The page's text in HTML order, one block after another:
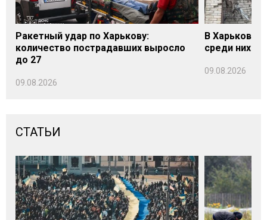
Ракетный удар по Харькову:
количество пострадавших выросло
до 27
09.08.2026
В Харькове
среди них -
09.08.2026
СТАТЬИ